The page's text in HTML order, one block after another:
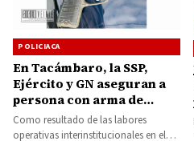
POLICIACA
En Tacámbaro, la SSP,
Ejército y GN aseguran a
persona con arma de
fuego
Como resultado de las labores
operativas interinstitucionales en el